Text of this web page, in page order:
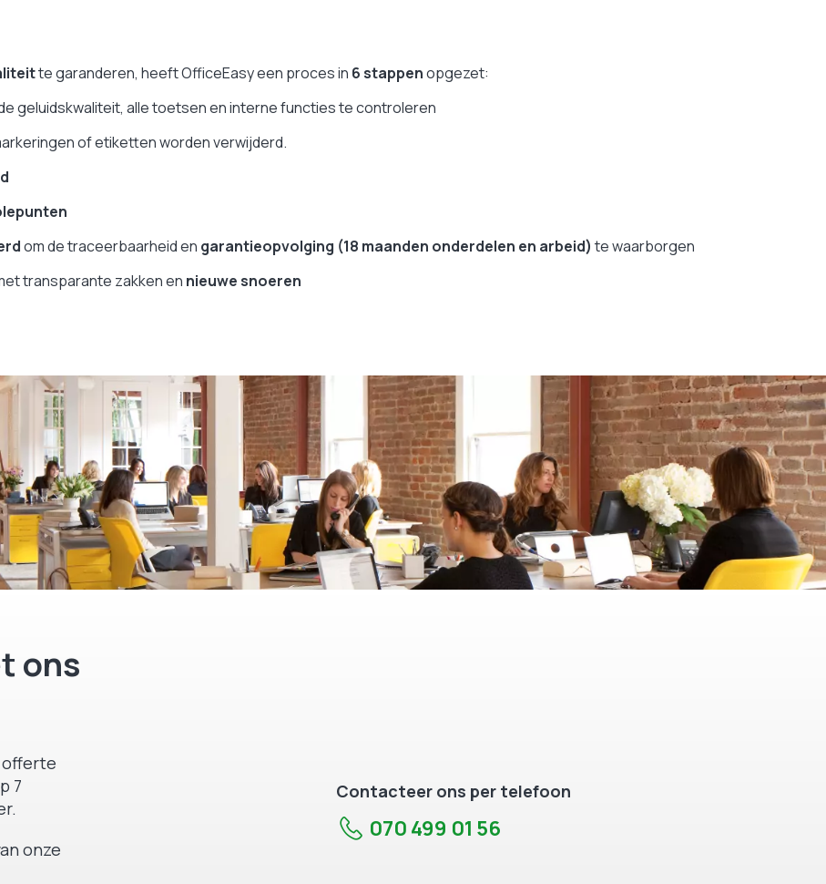
te garanderen, heeft OfficeEasy een proces in 6 stappenopgezet:
geluidskwaliteit, alle toetsen en interne functies te controleren
of etiketten worden verwijderd.
om de traceerbaarheid en garantieopvolging (18 maanden onderdelen en arbeid) te waarborgen
transparante zakken en nieuwe snoeren
ons
7
onze
Contacteer ons per telefoon
070 499 01 56